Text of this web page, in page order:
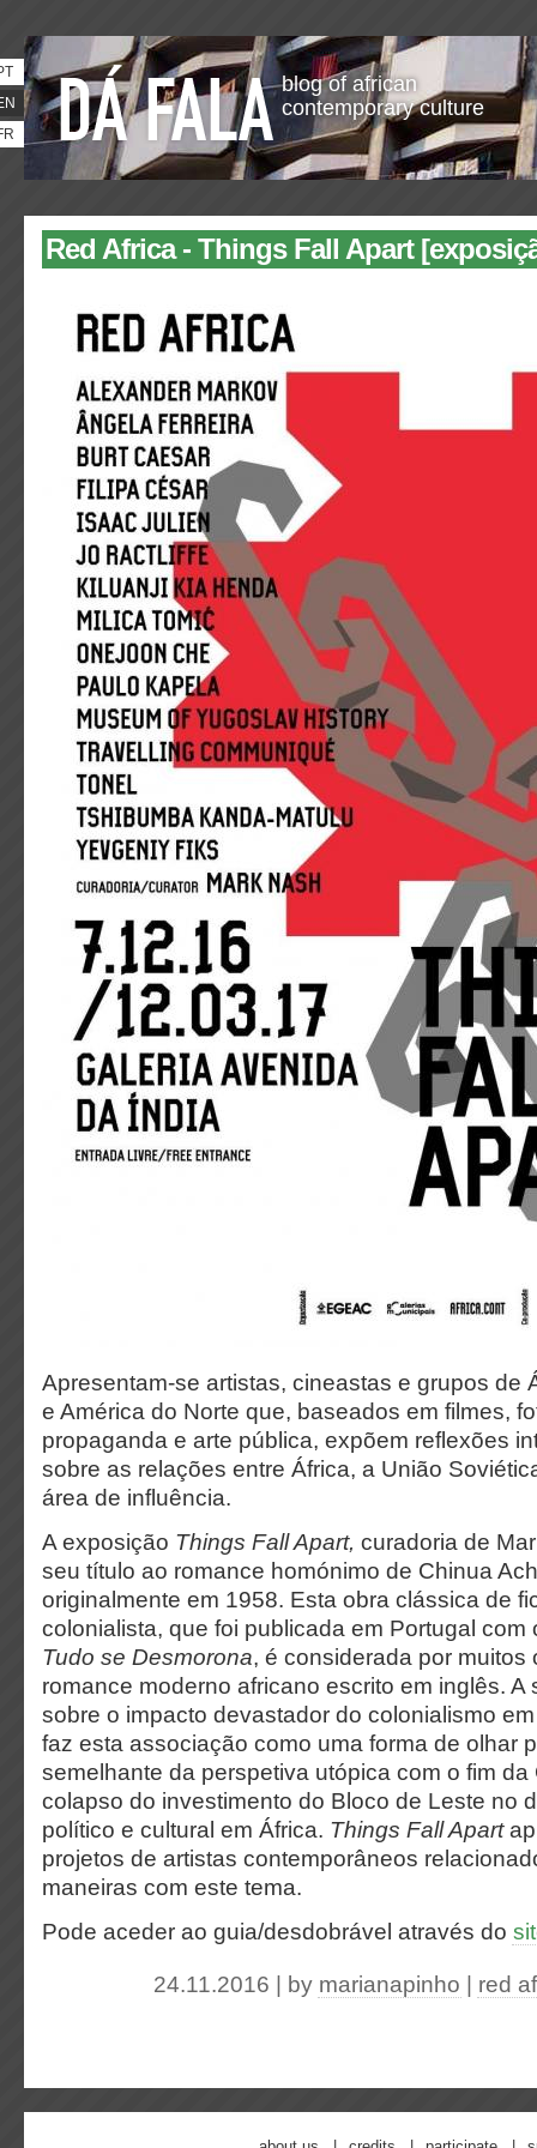
blog of african
contemporary culture
Red Africa - Things Fall Apart
Apresentam-se artistas, cineastas e grupos de
e América do Norte que, baseados em filmes,
propaganda e arte pública, expõem reflexões
sobre as relações entre África, a União
área de influência.
A exposição Things Fall Apart, curadoria de
seu título ao romance homónimo de Chinua
originalmente em 1958. Esta obra clássica de
colonialista, que foi publicada em Portugal
Tudo se Desmorona, é considerada por muitos
romance moderno africano escrito em inglês. A
sobre o impacto devastador do colonialismo
faz esta associação como uma forma de olhar
semelhante da perspetiva utópica com o fim da
colapso do investimento do Bloco de Leste no
político e cultural em África. Things Fall Apart
projetos de artistas contemporâneos
maneiras com este tema.
Pode aceder ao guia/desdobrável através do
24.11.2016 | by marianapinho red